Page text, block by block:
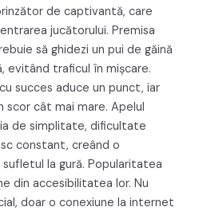
de captivantă, care
jucătorului. Premisa
să ghidezi un pui de găină
evitând traficul în mișcare.
succes aduce un punct, iar
cât mai mare. Apelul
de simplitate, dificultate
constant, creând o
la gură. Popularitatea
din accesibilitatea lor. Nu
doar o conexiune la internet